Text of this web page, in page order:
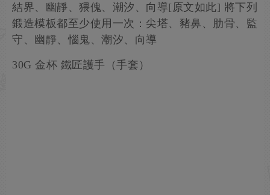
結界、幽靜、猥傀、潮汐、向導[原文如此] 將下列
鍛造模板都至少使用一次：尖塔、豬鼻、肋骨、監
守、幽靜、惱鬼、潮汐、向導
30G 金杯 鐵匠護手（手套）